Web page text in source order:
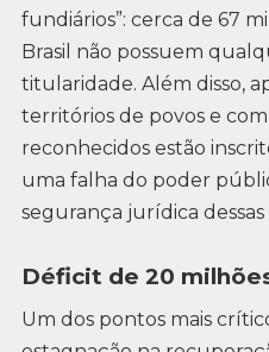
fundiários”: cerca de 67
Brasil não possuem
titularidade. Além disso,
territórios de povos e
reconhecidos estão
uma falha do poder
segurança jurídica
Déficit de 20
Um dos pontos mais